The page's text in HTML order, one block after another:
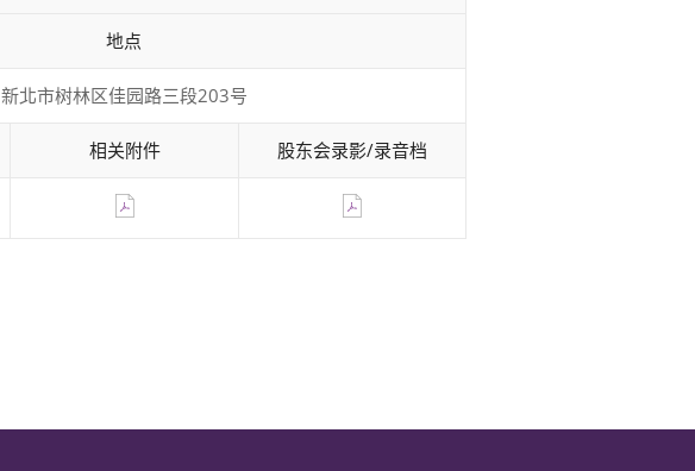
地点
新北市树林区佳园路三段203号
相关附件 股东会录影/录音档